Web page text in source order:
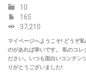
10
165
37,210
マイページへようこそ! どうぞ
のがあれば幸いです。 私のコレ
ださい。いつも面白いコンテン
りがとうございました!